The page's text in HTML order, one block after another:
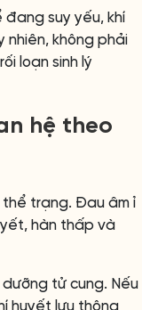
đang suy yếu, khí
nhiên, không phải
loạn sinh lý
hệ theo
thể trạng. Đau âm ỉ
hàn thấp và
tử cung. Nếu
huyết lưu thông